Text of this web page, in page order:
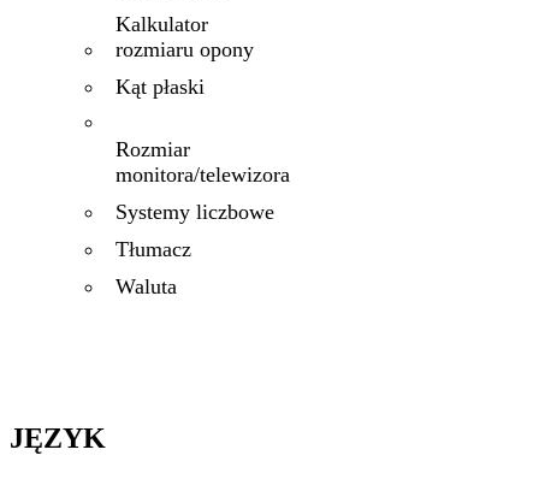
Kalkulator
rozmiaru opony
Kąt płaski
Rozmiar
monitora/telewizora
Systemy liczbowe
Tłumacz
Waluta
JĘZYK